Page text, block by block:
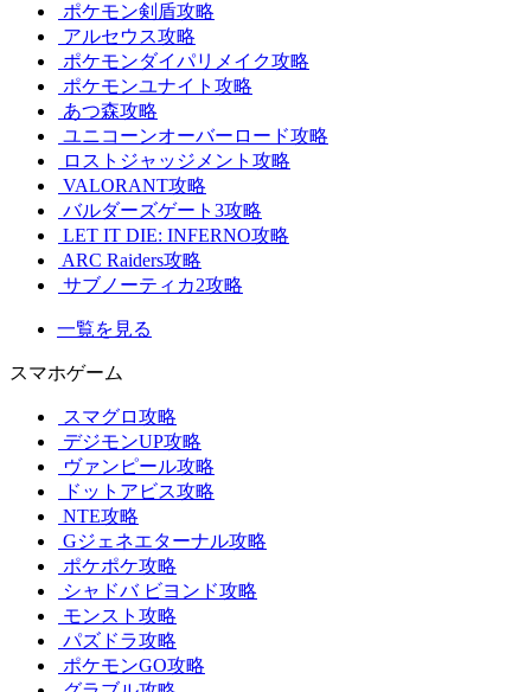
ポケモン剣盾攻略
アルセウス攻略
ポケモンダイパリメイク攻略
ポケモンユナイト攻略
あつ森攻略
ユニコーンオーバーロード攻略
ロストジャッジメント攻略
VALORANT攻略
バルダーズゲート3攻略
LET IT DIE: INFERNO攻略
ARC Raiders攻略
サブノーティカ2攻略
一覧を見る
スマホゲーム
スマグロ攻略
デジモンUP攻略
ヴァンピール攻略
ドットアビス攻略
NTE攻略
Gジェネエターナル攻略
ポケポケ攻略
シャドバ ビヨンド攻略
モンスト攻略
パズドラ攻略
ポケモンGO攻略